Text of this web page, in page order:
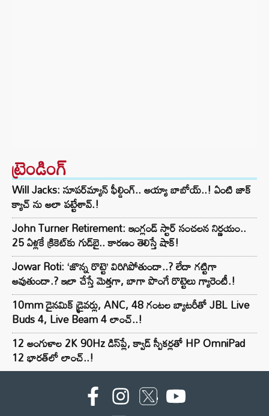
ట్రెండింగ్‌
Will Jacks: సూపర్‌మ్యాన్ ఫీల్డింగ్.. అయ్యా బాబోయ్..! ఏంటి జాక్
క్యాచ్ ను అలా పట్టేశావ్.!
John Turner Retirement: ఇంగ్లండ్ స్టార్ సంచలన నిర్ణయం..
25 ఏళ్లకే క్రికెట్‌కు గుడ్‌బై.. కారణం తెలిస్తే షాక్!
Jowar Roti: ‘జొన్న రొట్టె’ విరిగిపోతుందా..? లేదా గట్టిగా
అవుతుందా.? ఇలా చేస్తే మెత్తగా, బాగా పొంగే రొట్టెలు గ్యారెంటీ.!
10mm డైనమిక్ డ్రైవర్లు, ANC, 48 గంటల బ్యాటరీతో JBL Live
Buds 4, Live Beam 4 లాంచ్..!
12 అంగుళాల 2K 90Hz డిస్‌ప్లే, క్వాడ్ స్పీకర్లతో HP OmniPad
12 భారత్‌లో లాంచ్..!